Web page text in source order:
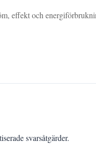
effekt och
svarsåtgärder.